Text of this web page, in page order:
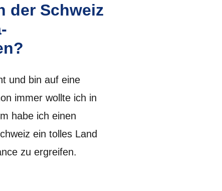
der Schweiz
und bin auf eine
immer wollte ich in
habe ich einen
ein tolles Land
zu ergreifen.